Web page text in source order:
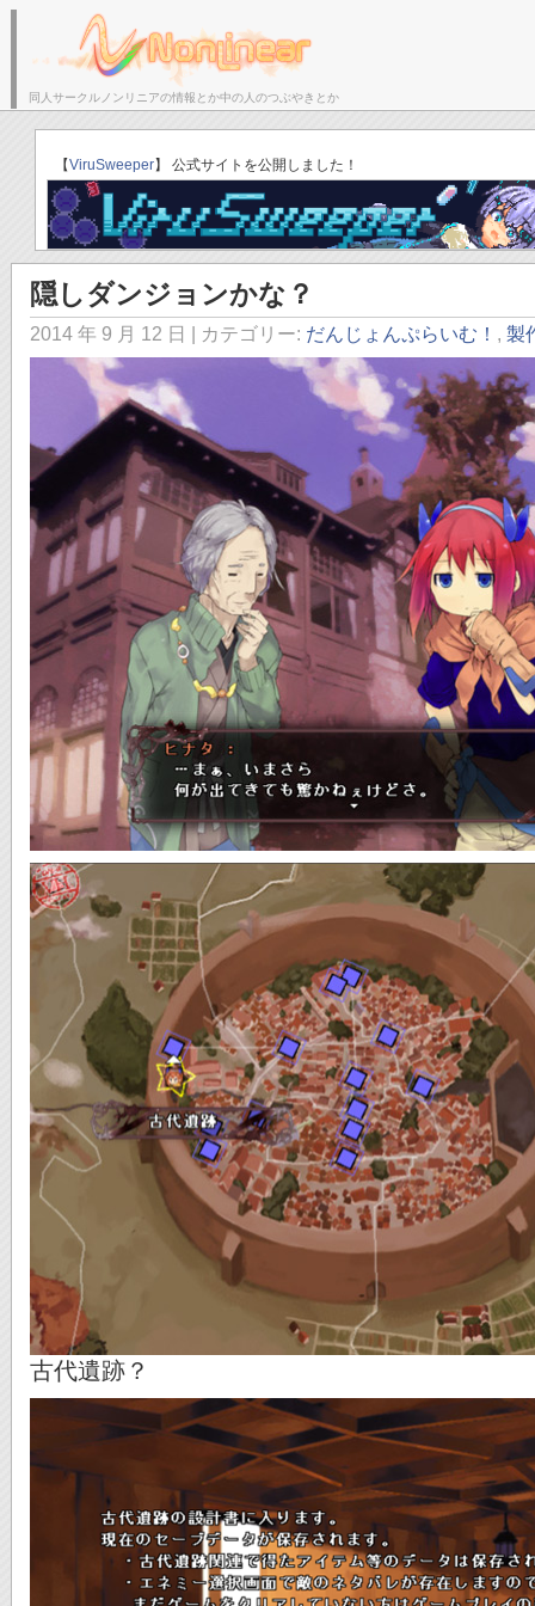
同人サークルノンリニアの情報とか中の人のつぶやきとか
【ViruSweeper】 公式サイトを公開しました！
【エルフの森ぷろじぇくと！ 】 公式サイトを公開しました！
隠しダンジョンかな？
2014 年 9 月 12 日 | カテゴリー: だんじょんぷらいむ！ , 製
古代遺跡？